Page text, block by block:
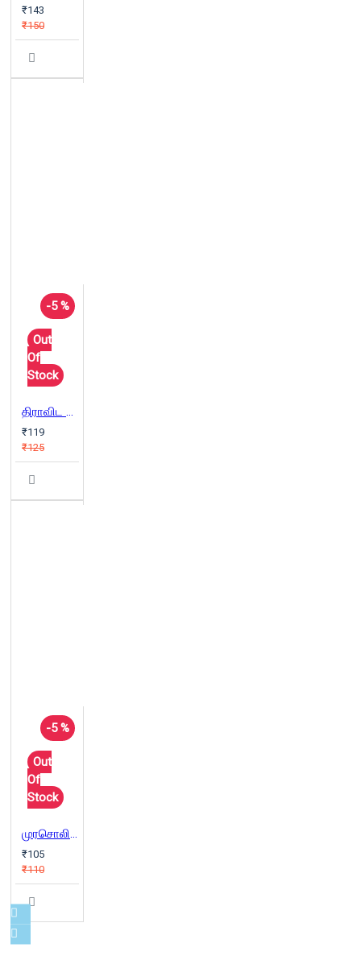
₹143
₹150
-5 %
Out
Of
Stock
திராவிட இயக்க வேர்கள்
₹119
₹125
-5 %
Out
Of
Stock
முரசொலி மாறன்
₹105
₹110